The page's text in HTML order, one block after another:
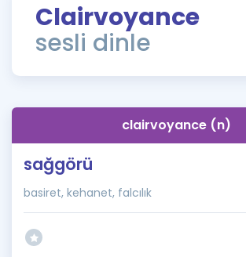
ÖSYM Sınav Takvimi
Kampanyalar
İngilizce Gramer
Clairvoyance
sesli dinle
clairvoyance (n)
sağgörü
basiret, kehanet, falcılık